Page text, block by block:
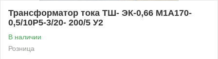
Трансформатор тока ТШ- ЭК-0,66 М1А170-
0,5/10Р5-3/20- 200/5 У2
В наличии
Розница